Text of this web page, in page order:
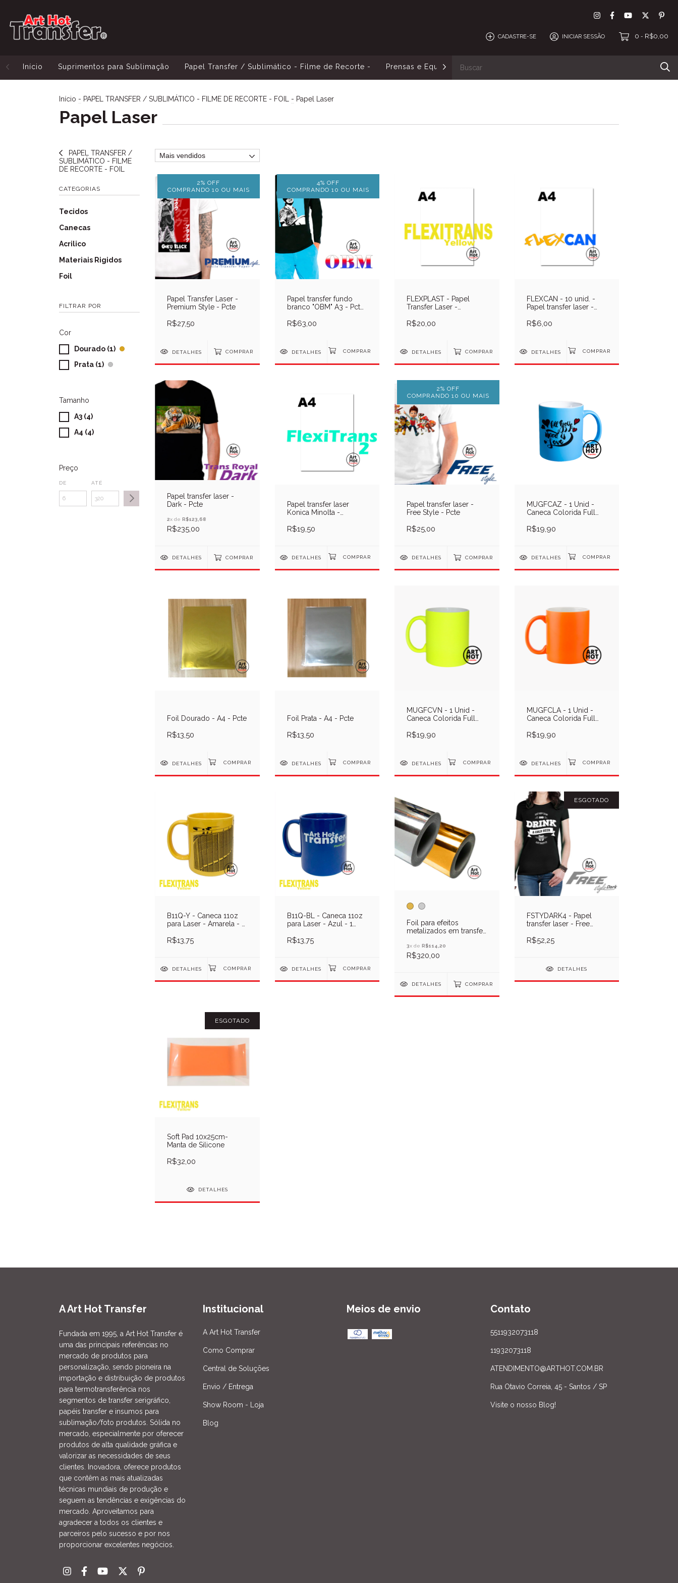
CADASTRE-SE INICIAR SESSÃO 0 - R$0,00
Início Suprimentos para Sublimação Papel Transfer / Sublimático - Filme de Recorte - Prensas e Equipamentos
Início - PAPEL TRANSFER / SUBLIMÁTICO - FILME DE RECORTE - FOIL - Papel Laser
Papel Laser
PAPEL TRANSFER /
SUBLIMÁTICO - FILME
DE RECORTE - FOIL
CATEGORIAS
Tecidos
Canecas
Acrilico
Materiais Rigidos
Foil
FILTRAR POR
Cor
Dourado (1)
Prata (1)
Tamanho
A3 (4)
A4 (4)
Preço
DE ATÉ
2% OFF
COMPRANDO 10 OU MAIS
Papel Transfer Laser -
Premium Style - Pcte
R$27,50
DETALHES COMPRAR
4% OFF
COMPRANDO 10 OU MAIS
Papel transfer fundo
branco "OBM" A3 - Pcte
R$63,00
DETALHES
FLEXPLAST - Papel
Transfer Laser -
Unid
R$20,00
DETALHES COMPRAR
FLEXCAN - 10 unid. -
Papel transfer laser -
R$6,00
DETALHES
Papel transfer laser -
Dark - Pcte
2x de R$123,68
R$235,00
DETALHES COMPRAR
Papel transfer laser
Konica Minolta -
R$19,50
DETALHES
2% OFF
COMPRANDO 10 OU MAIS
Papel transfer laser -
Free Style - Pcte
R$25,00
DETALHES COMPRAR
MUGFCAZ - 1 Unid -
Caneca Colorida Full
R$19,90
DETALHES
Foil Dourado - A4 - Pcte
R$13,50
DETALHES
Foil Prata - A4 - Pcte
R$13,50
DETALHES
MUGFCVN - 1 Unid -
Caneca Colorida Full
R$19,90
DETALHES
MUGFCLA - 1 Unid -
Caneca Colorida Full
R$19,90
DETALHES
B11Q-Y - Caneca 11oz
para Laser - Amarela - 1
R$13,75
DETALHES
B11Q-BL - Caneca 11oz
para Laser - Azul - 1
R$13,75
DETALHES
Foil para efeitos
metalizados em transfer
30cmx122mt
3x de R$114,20
R$320,00
DETALHES COMPRAR
ESGOTADO
FSTYDARK4 - Papel
transfer laser - Free
Unid
R$52,25
DETALHES
ESGOTADO
Soft Pad 10x25cm-
Manta de Silicone
R$32,00
DETALHES
A Art Hot Transfer
Fundada em 1995, a Art Hot Transfer é
uma das principais referências no
mercado de produtos para
personalização, sendo pioneira na
importação e distribuição de produtos
para termotransferência nos
segmentos de transfer serigráfico,
papéis transfer e insumos para
sublimação/foto produtos. Sólida no
mercado, especialmente por oferecer
produtos de alta qualidade gráfica e
valorizar as necessidades de seus
clientes. Inovadora, oferece produtos
que contêm as mais atualizadas
técnicas mundiais de produção e
seguem as tendências e exigências do
mercado. Aproveitamos para
agradecer a todos os clientes e
parceiros pelo sucesso e por nos
proporcionar excelentes negócios.
Institucional
A Art Hot Transfer
Como Comprar
Central de Soluções
Envio / Entrega
Show Room - Loja
Blog
Meios de envio Contato
5511932073118
11932073118
ATENDIMENTO@ARTHOT.COM.BR
Rua Otavio Correia, 45 - Santos / SP
Visite o nosso Blog!